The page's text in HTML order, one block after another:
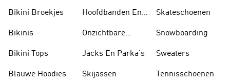
Bikini Broekjes
Bikinis
Bikini Tops
Blauwe Hoodies
Hoofdbanden En
Onzichtbare
Jacks En Parka's
Skijassen
Skateschoenen
Snowboarding
Sweaters
Tennisschoenen